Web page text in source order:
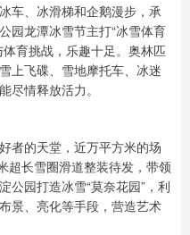
车、冰滑梯和企鹅漫步，承
园龙潭冰雪节主打“冰雪体育
育挑战，乐趣十足。奥林匹
上飞碟、雪地摩托车、冰迷
尽情释放活力。
者的天堂，近万平方米的场
超长雪圈滑道整装待发，带领
公园打造冰雪“莫奈花园”，利
景、亮化等手段，营造艺术